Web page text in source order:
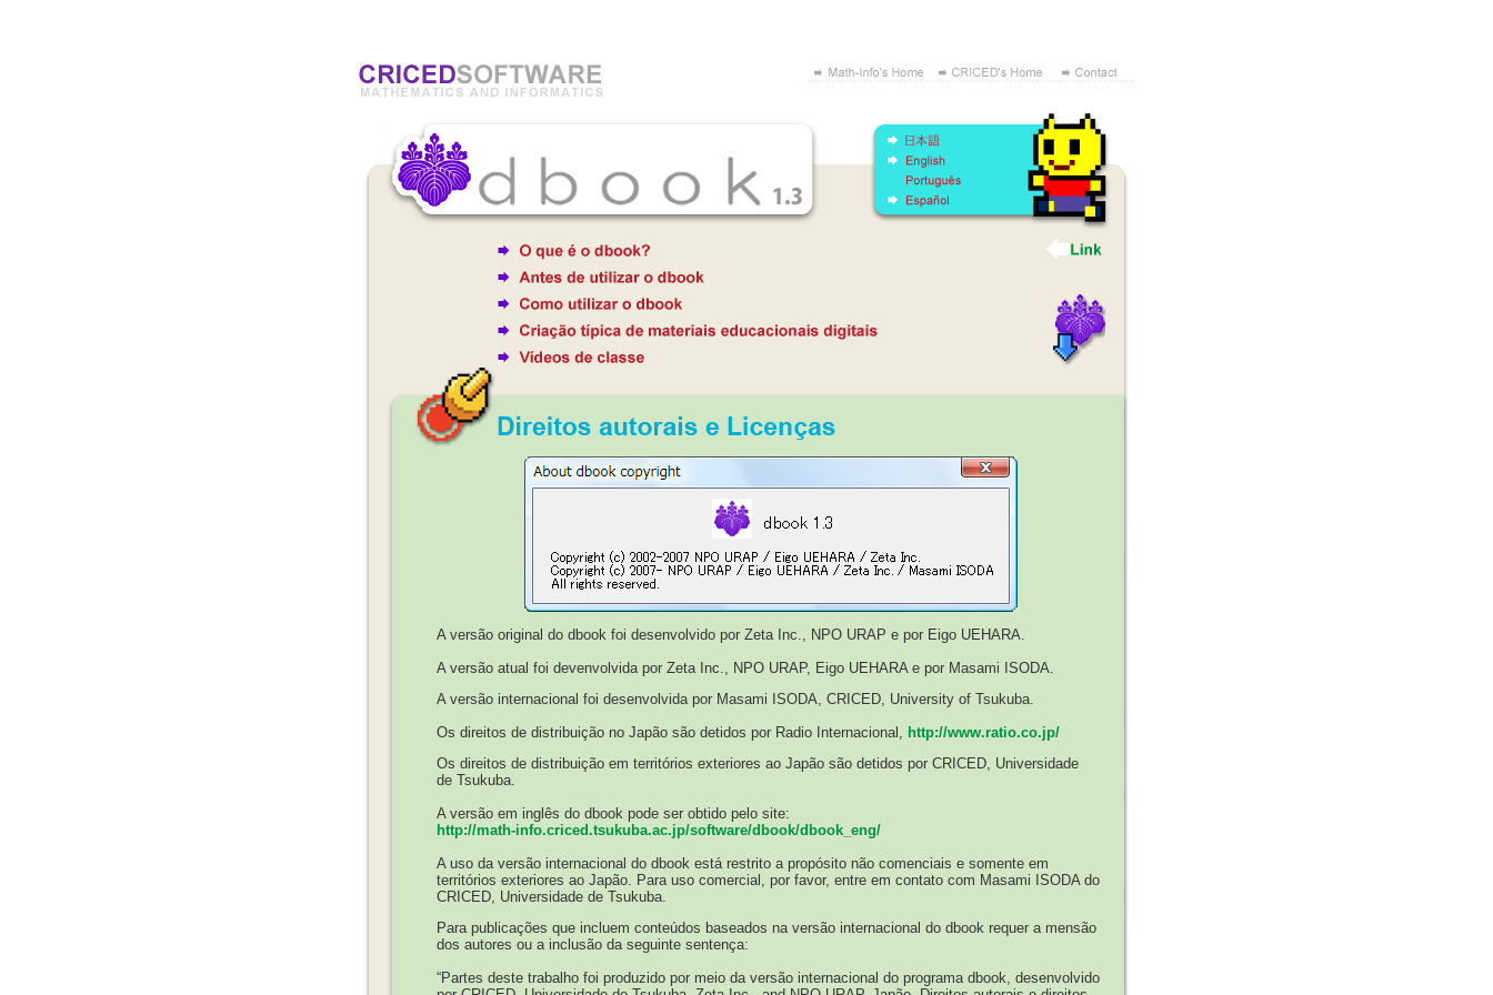
A versão original do dbook foi desenvolvido por Zeta Inc., NPO URAP e por Eigo UEHARA.
A versão atual foi devenvolvida por Zeta Inc., NPO URAP, Eigo UEHARA e por Masami ISODA.
A versão internacional foi desenvolvida por Masami ISODA, CRICED, University of Tsukuba.
Os direitos de distribuição no Japão são detidos por Radio Internacional, http://www.ratio.co.jp/
Os direitos de distribuição em territórios exteriores ao Japão são detidos por CRICED, Universidade
de Tsukuba.
A versão em inglês do dbook pode ser obtido pelo site:
http://math-info.criced.tsukuba.ac.jp/software/dbook/dbook_eng/
A uso da versão internacional do dbook está restrito a propósito não comenciais e somente em
territórios exteriores ao Japão. Para uso comercial, por favor, entre em contato com Masami ISODA do
CRICED, Universidade de Tsukuba.
Para publicações que incluem conteúdos baseados na versão internacional do dbook requer a mensão
dos autores ou a inclusão da seguinte sentença:
“Partes deste trabalho foi produzido por meio da versão internacional do programa dbook, desenvolvido